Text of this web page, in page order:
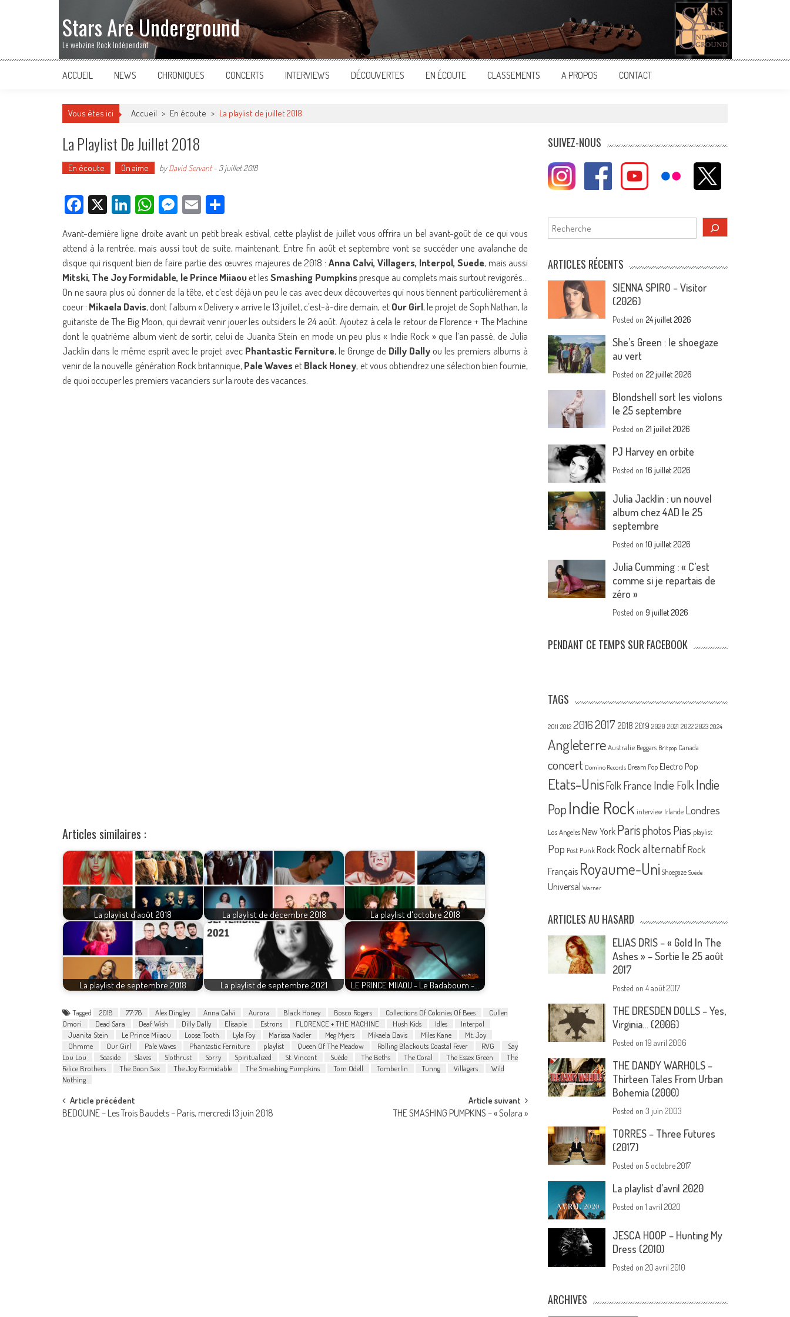
Stars Are Underground
Le webzine Rock Indépendant
ACCUEIL NEWS CHRONIQUES CONCERTS INTERVIEWS DÉCOUVERTES EN ÉCOUTE CLASSEMENTS A PROPOS CONTACT
Vous êtes ici Accueil > En écoute > La playlist de juillet 2018
La Playlist De Juillet 2018
En écoute On aime byDavid Servant- 3 juillet 2018
Facebook
X LinkedIn
WhatsApp
Messenger
Email
Avant-dernière ligne droite avant un petit break estival, cette playlist de juillet vous offrira un bel avant-goût de ce qui vous
attend à la rentrée, mais aussi tout de suite, maintenant. Entre fin août et septembre vont se succéder une avalanche de
disque qui risquent bien de faire partie des œuvres majeures de 2018 :Anna Calvi, Villagers, Interpol, Suede, mais aussi
Mitski, The Joy Formidable, le Prince Miiaouet lesSmashing Pumpkinspresque au complets mais surtout revigorés…
On ne saura plus où donner de la tête, et c’est déjà un peu le cas avec deux découvertes qui nous tiennent particulièrement à
coeur : Mikaela Davis, dont l’album « Delivery » arrive le 13 juillet, c’est-à-dire demain, etOur Girl, le projet de Soph Nathan, la
guitariste de The Big Moon, qui devrait venir jouer les outsiders le 24 août. Ajoutez à cela le retour de Florence + The Machine
dont le quatrième album vient de sortir, celui de Juanita Stein en mode un peu plus « Indie Rock » que l’an passé, de Julia
Jacklin dans le même esprit avec le projet avec Phantastic Ferniture, le Grunge de Dilly Dallyou les premiers albums à
venir de la nouvelle génération Rock britannique, Pale WavesetBlack Honey, et vous obtiendrez une sélection bien fournie,
de quoi occuper les premiers vacanciers sur la route des vacances.
Articles similaires :
La playlist d'août 2018 La playlist de décembre 2018 La playlist d'octobre 2018
La playlist de septembre 2018 La playlist de septembre 2021 LE PRINCE MIIAOU - Le Badaboum -…
Tagged 2018 77:78 Alex Dingley Anna Calvi Aurora Black Honey Bosco Rogers Collections Of Colonies Of Bees
Cullen
Omori
Dead Sara Deaf Wish Dilly Dally Elisapie Estrons FLORENCE + THE MACHINE Hush Kids Idles
Interpol
Juanita Stein
Le Prince Miiaou Loose Tooth Lyla Foy Marissa Nadler Meg Myers Mikaela Davis Miles Kane
Mt. Joy
Ohmme
Our Girl Pale Waves Phantastic Ferniture playlist Queen Of The Meadow Rolling Blackouts Coastal Fever RVG
Say
Lou Lou
Seaside Slaves Slothrust Sorry Spiritualized St. Vincent Suède The Beths The Coral The Essex Green
The
Felice Brothers
The Goon Sax The Joy Formidable The Smashing Pumpkins Tom Odell Tomberlin Tunng Villagers
Wild
Nothing
Post
Article précédent
BEDOUINE – Les Trois Baudets – Paris, mercredi 13 juin 2018
Article suivant
THE SMASHING PUMPKINS – « Solara »
SUIVEZ-NOUS
Rechercher
ARTICLES RÉCENTS
SIENNA SPIRO – Visitor
(2026)
Posted on24 juillet 2026
She’s Green : le shoegaze
au vert
Posted on22 juillet 2026
Blondshell sort les violons
le 25 septembre
Posted on21 juillet 2026
PJ Harvey en orbite
Posted on16 juillet 2026
Julia Jacklin : un nouvel
album chez 4AD le 25
septembre
Posted on10 juillet 2026
Julia Cumming : « C’est
comme si je repartais de
zéro »
Posted on9 juillet 2026
PENDANT CE TEMPS SUR FACEBOOK
TAGS
2011 2012 20162017 2018 2019 2020 2021 2022 2023 2024
Angleterre Australie Beggars Britpop Canada
concert Domino Records Dream Pop Electro Pop
Etats-UnisFolk France Indie FolkIndie
PopIndie Rock interview Irlande Londres
Los Angeles New York Parisphotos Pias playlist
Pop Post Punk Rock Rock alternatif Rock
Français Royaume-Uni Shoegaze Suède
Universal Warner
ARTICLES AU HASARD
ELIAS DRIS – « Gold In The
Ashes » – Sortie le 25 août
2017
Posted on4 août 2017
THE DRESDEN DOLLS – Yes,
Virginia… (2006)
Posted on19 avril 2006
THE DANDY WARHOLS –
Thirteen Tales From Urban
Bohemia (2000)
Posted on3 juin 2003
TORRES – Three Futures
(2017)
Posted on5 octobre 2017
La playlist d’avril 2020
Posted on1 avril 2020
JESCA HOOP – Hunting My
Dress (2010)
Posted on20 avril 2010
ARCHIVES